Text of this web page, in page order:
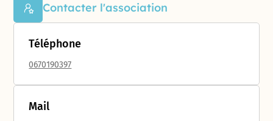
Contacter l'association
Téléphone
0670190397
Mail